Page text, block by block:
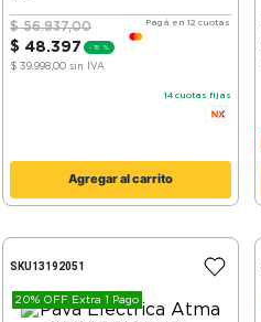
$ 56.937,00
$ 48.397 -15 %
$ 39.998,00 sin IVA
Pagá en 12 cuotas
14 cuotas fijas
Agregar al carrito
SKU13192051
20% OFF Extra 1 Pago